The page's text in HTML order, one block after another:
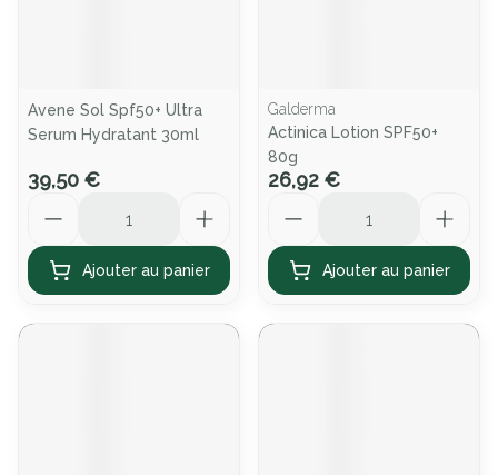
Avene Sol Spf50+ Ultra
Serum Hydratant 30ml
39,50 €
Ajouter au panier
Galderma
Actinica Lotion SPF50+
80g
26,92 €
Ajouter au panier